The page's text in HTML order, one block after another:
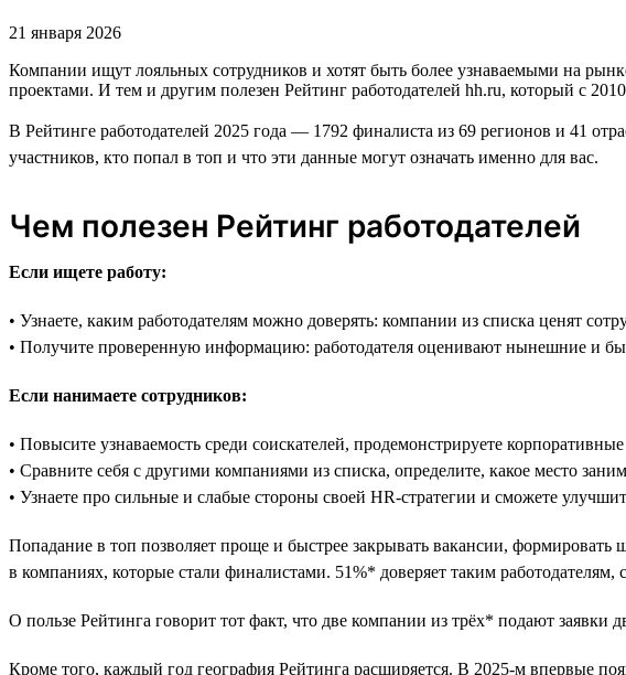
21 января 2026
Компании ищут лояльных сотрудников и хотят быть более узнаваемыми на
проектами. И тем и другим полезен Рейтинг работодателей hh.ru, который с
В Рейтинге работодателей 2025 года — 1792 финалиста из 69 регионов и 41
участников, кто попал в топ и что эти данные могут означать именно для вас.
Чем полезен Рейтинг работодателей
Если ищете работу:
• Узнаете, каким работодателям можно доверять: компании из списка ценят
• Получите проверенную информацию: работодателя оценивают нынешние и
Если нанимаете сотрудников:
• Повысите узнаваемость среди соискателей, продемонстрируете
• Сравните себя с другими компаниями из списка, определите, какое место
• Узнаете про сильные и слабые стороны своей HR-стратегии и сможете
Попадание в топ позволяет проще и быстрее закрывать вакансии, формировать
в компаниях, которые стали финалистами. 51%* доверяет таким работодателям,
О пользе Рейтинга говорит тот факт, что две компании из трёх* подают заявки
Кроме того, каждый год география Рейтинга расширяется. В 2025-м впервые